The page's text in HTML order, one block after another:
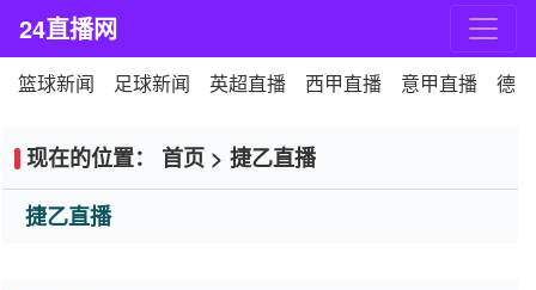
24直播网
篮球新闻 足球新闻 英超直播 西甲直播 意甲直播 德
现在的位置： 首页 > 捷乙直播
捷乙直播